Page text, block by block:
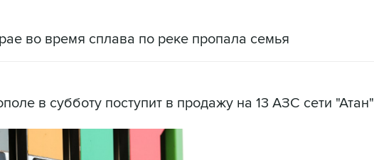
во время сплава по реке пропала семья
в субботу поступит в продажу на 13 АЗС сети "Атан"